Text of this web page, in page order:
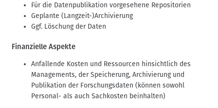
Für die Datenpublikation vorgesehene Repositorien
Geplante (Langzeit-)Archivierung
Ggf. Löschung der Daten
Finanzielle Aspekte
Anfallende Kosten und Ressourcen hinsichtlich des
Managements, der Speicherung, Archivierung und
Publikation der Forschungsdaten (können sowohl
Personal- als auch Sachkosten beinhalten)